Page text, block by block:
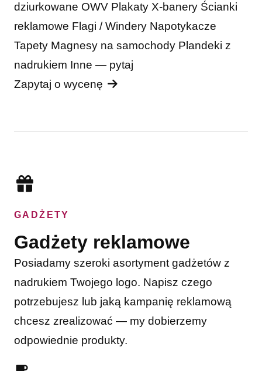
dziurkowane OWV Plakaty X-banery Ścianki
reklamowe Flagi / Windery Napotykacze
Tapety Magnesy na samochody Plandeki z
nadrukiem Inne — pytaj
Zapytaj o wycenę
GADŻETY
Gadżety reklamowe
Posiadamy szeroki asortyment gadżetów z
nadrukiem Twojego logo. Napisz czego
potrzebujesz lub jaką kampanię reklamową
chcesz zrealizować — my dobierzemy
odpowiednie produkty.